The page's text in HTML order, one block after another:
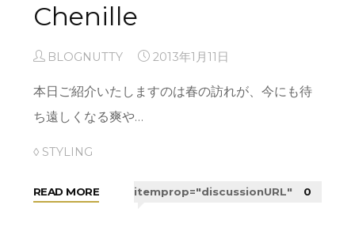
Chenille
BLOGNUTTY 2013年1月11日
本日ご紹介いたしますのは春の訪れが、今にも待
ち遠しくなる爽や…
◊ STYLING
READ MORE"Chenille"itemprop="discussionURL" 0